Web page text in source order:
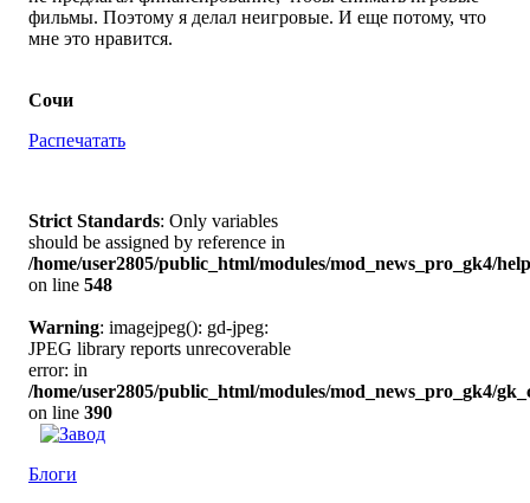
фильмы. Поэтому я делал неигровые. И еще потому, что
мне это нравится.
Сочи
Распечатать
Strict Standards: Only variables
should be assigned by reference in
/home/user2805/public_html/modules/mod_news_pro_gk4/
on line 548
Warning: imagejpeg(): gd-jpeg:
JPEG library reports unrecoverable
error: in
/home/user2805/public_html/modules/mod_news_pro_gk4/
on line 390
Блоги